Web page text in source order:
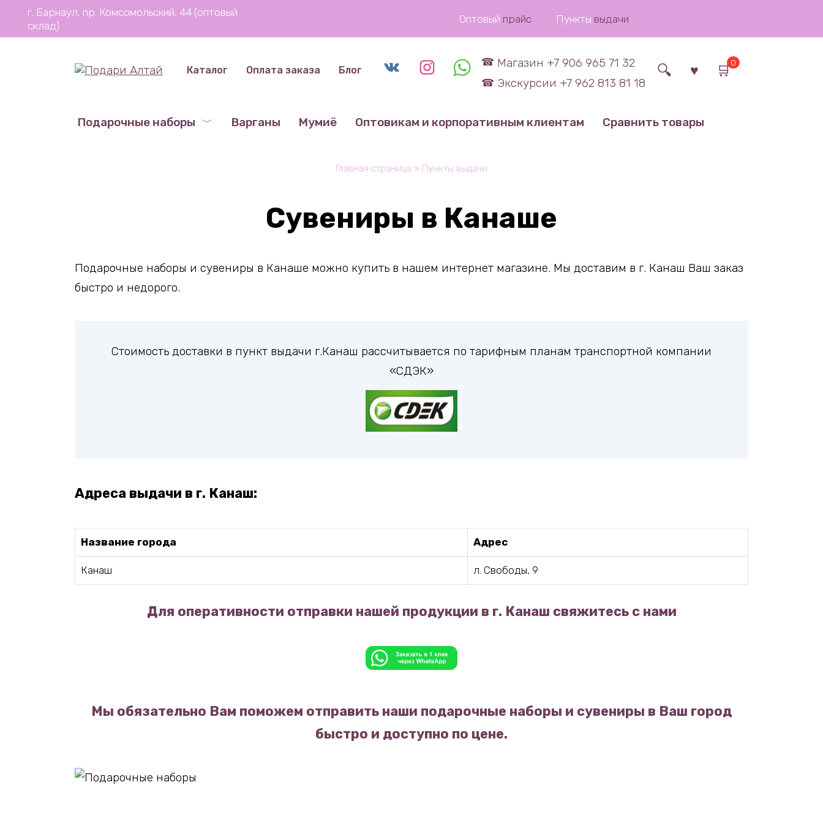
Перейти
содержанию
г. Барнаул, пр. Комсомольский, 44 (оптовый
склад)
Оптовый прайс Пункты выдачи
Каталог Оплата заказа Блог
Магазин +7 906 965 71 32
Экскурсии +7 962 813 81 18
0
Подарочные наборы Варганы Мумиё Оптовикам и корпоративным клиентам Сравнить товары
Главная страница » Пункты выдачи
Сувениры в Канаше
Подарочные наборы и сувениры в Канаше можно купить в нашем интернет магазине. Мы доставим в г. Канаш Ваш заказ
быстро и недорого.
Стоимость доставки в пункт выдачи г.Канаш рассчитывается по тарифным планам транспортной компании
«СДЭК»
Адреса выдачи в г. Канаш:
Название города Адрес
Канаш л. Свободы, 9
Для оперативности отправки нашей продукции в г. Канаш свяжитесь с нами
Мы обязательно Вам поможем отправить наши подарочные наборы и сувениры в Ваш город
быстро и доступно по цене.